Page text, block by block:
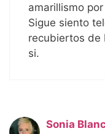
amarillismo
Sigue siento
recubiertos de
si.
Sonia